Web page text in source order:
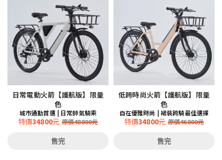
日常電動火箭【護航版】限量
色
城市通勤首選 | 日常帥氣騎乘
特價34800元 原價48800元
售完
低跨時尚火箭【護航版】限量
色
自在優雅時尚 | 裙裝跨騎最佳選擇
特價34800元 原價46800元
售完